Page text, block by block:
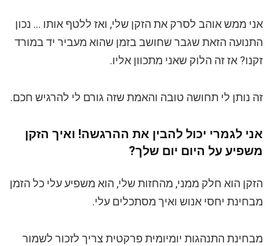
אני ממש אוהב לסרק את הזקן שלי, ואז ללטף אותו … נכון
התנועה הזאת שגבר שחושב בזמן שהוא מעביר יד במורד
זקנו? אז זה הלוק שאני מתכוון אליו.
זה נותן לי תחושה טובה והאמת שזה גורם לי להרגיש חכם.
אני לגמרי יכול להבין את ההרגשה! ואיך הזקן
משפיע על היום יום שלך?
הזקן הוא חלק ממני, מהחזות שלי, הוא משפיע עלי כל הזמן
מבחינת יחסי אנוש ואיך מסתכלים עלי.
מבחינת התנהגות יומיומית פרקטית צריך לזכור לשמור